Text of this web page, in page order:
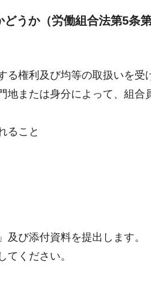
うか（労働組合法第5条第
権利及び均等の取扱いを受
または身分によって、組合
ること
び添付資料を提出します。
ください。